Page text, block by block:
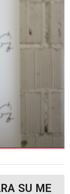
SU ME